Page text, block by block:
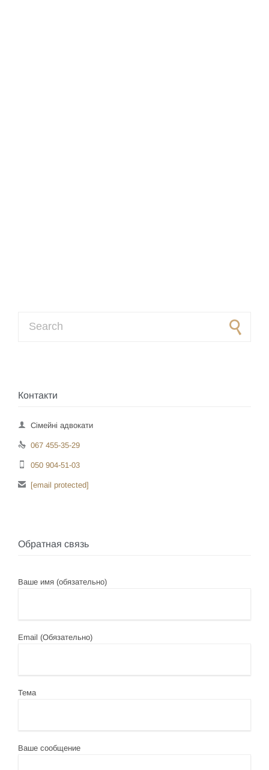
Контакти
 Сімейні адвокати
 067 455-35-29
 050 904-51-03
 [email protected]
Обратная связь
Ваше имя (обязательно)
Email (Обязательно)
Тема
Ваше сообщение